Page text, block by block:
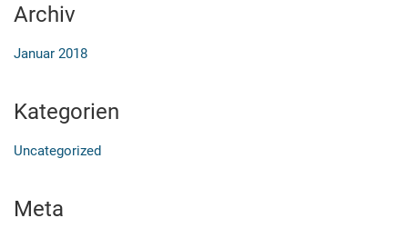
Archiv
Januar 2018
Kategorien
Uncategorized
Meta